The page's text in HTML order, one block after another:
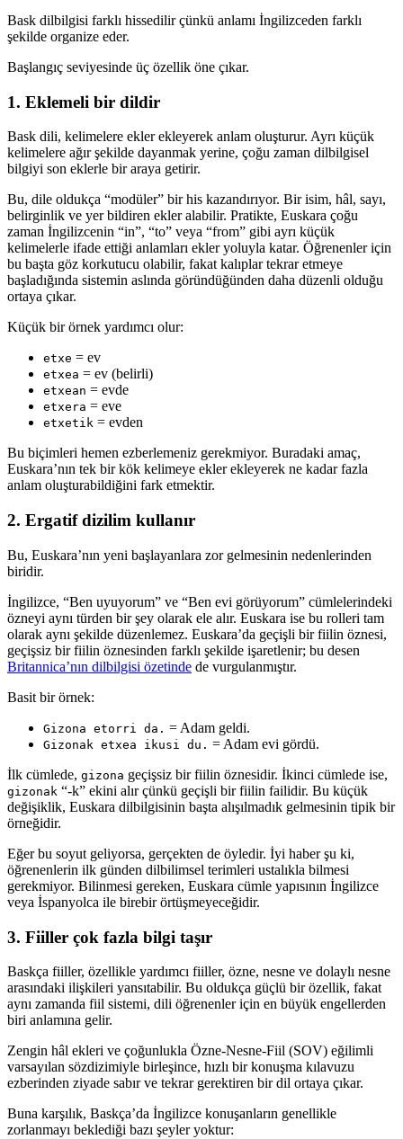
Bask dilbilgisi farklı hissedilir çünkü anlamı İngilizceden farklı
şekilde organize eder.
Başlangıç seviyesinde üç özellik öne çıkar.
1. Eklemeli bir dildir
Bask dili, kelimelere ekler ekleyerek anlam oluşturur. Ayrı küçük
kelimelere ağır şekilde dayanmak yerine, çoğu zaman dilbilgisel
bilgiyi son eklerle bir araya getirir.
Bu, dile oldukça “modüler” bir his kazandırıyor. Bir isim, hâl, sayı,
belirginlik ve yer bildiren ekler alabilir. Pratikte, Euskara çoğu
zaman İngilizcenin “in”, “to” veya “from” gibi ayrı küçük
kelimelerle ifade ettiği anlamları ekler yoluyla katar. Öğrenenler için
bu başta göz korkutucu olabilir, fakat kalıplar tekrar etmeye
başladığında sistemin aslında göründüğünden daha düzenli olduğu
ortaya çıkar.
Küçük bir örnek yardımcı olur:
etxe = ev
etxea = ev (belirli)
etxean = evde
etxera = eve
etxetik = evden
Bu biçimleri hemen ezberlemeniz gerekmiyor. Buradaki amaç,
Euskara’nın tek bir kök kelimeye ekler ekleyerek ne kadar fazla
anlam oluşturabildiğini fark etmektir.
2. Ergatif dizilim kullanır
Bu, Euskara’nın yeni başlayanlara zor gelmesinin nedenlerinden
biridir.
İngilizce, “Ben uyuyorum” ve “Ben evi görüyorum” cümlelerindeki
özneyi aynı türden bir şey olarak ele alır. Euskara ise bu rolleri tam
olarak aynı şekilde düzenlemez. Euskara’da geçişli bir fiilin öznesi,
geçişsiz bir fiilin öznesinden farklı şekilde işaretlenir; bu desen
Britannica’nın dilbilgisi özetinde de vurgulanmıştır.
Basit bir örnek:
Gizona etorri da. = Adam geldi.
Gizonak etxea ikusi du. = Adam evi gördü.
İlk cümlede, gizona geçişsiz bir fiilin öznesidir. İkinci cümlede ise,
gizonak “-k” ekini alır çünkü geçişli bir fiilin failidir. Bu küçük
değişiklik, Euskara dilbilgisinin başta alışılmadık gelmesinin tipik bir
örneğidir.
Eğer bu soyut geliyorsa, gerçekten de öyledir. İyi haber şu ki,
öğrenenlerin ilk günden dilbilimsel terimleri ustalıkla bilmesi
gerekmiyor. Bilinmesi gereken, Euskara cümle yapısının İngilizce
veya İspanyolca ile birebir örtüşmeyeceğidir.
3. Fiiller çok fazla bilgi taşır
Baskça fiiller, özellikle yardımcı fiiller, özne, nesne ve dolaylı nesne
arasındaki ilişkileri yansıtabilir. Bu oldukça güçlü bir özellik, fakat
aynı zamanda fiil sistemi, dili öğrenenler için en büyük engellerden
biri anlamına gelir.
Zengin hâl ekleri ve çoğunlukla Özne-Nesne-Fiil (SOV) eğilimli
varsayılan sözdizimiyle birleşince, hızlı bir konuşma kılavuzu
ezberinden ziyade sabır ve tekrar gerektiren bir dil ortaya çıkar.
Buna karşılık, Baskça’da İngilizce konuşanların genellikle
zorlanmayı beklediği bazı şeyler yoktur: